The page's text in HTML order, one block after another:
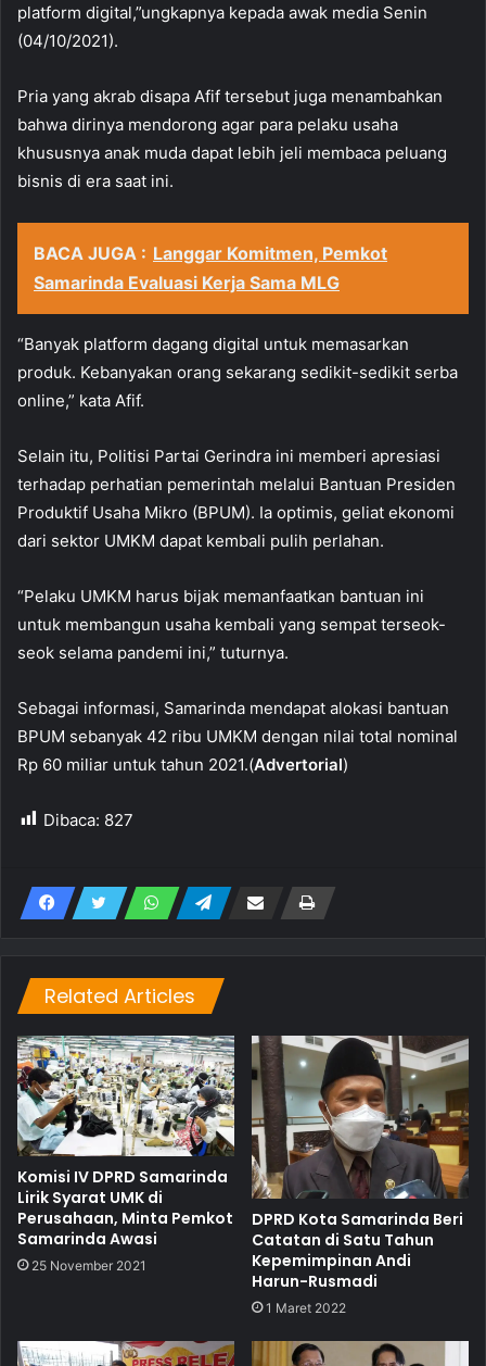
platform digital,”ungkapnya kepada awak media Senin
(04/10/2021).
Pria yang akrab disapa Afif tersebut juga menambahkan
bahwa dirinya mendorong agar para pelaku usaha
khususnya anak muda dapat lebih jeli membaca peluang
bisnis di era saat ini.
BACA JUGA : Langgar Komitmen, Pemkot
Samarinda Evaluasi Kerja Sama MLG
“Banyak platform dagang digital untuk memasarkan
produk. Kebanyakan orang sekarang sedikit-sedikit serba
online,” kata Afif.
Selain itu, Politisi Partai Gerindra ini memberi apresiasi
terhadap perhatian pemerintah melalui Bantuan Presiden
Produktif Usaha Mikro (BPUM). Ia optimis, geliat ekonomi
dari sektor UMKM dapat kembali pulih perlahan.
“Pelaku UMKM harus bijak memanfaatkan bantuan ini
untuk membangun usaha kembali yang sempat terseok-
seok selama pandemi ini,” tuturnya.
Sebagai informasi, Samarinda mendapat alokasi bantuan
BPUM sebanyak 42 ribu UMKM dengan nilai total nominal
Rp 60 miliar untuk tahun 2021.(Advertorial)
Dibaca: 827
Related Articles
Komisi IV DPRD Samarinda
Lirik Syarat UMK di
Perusahaan, Minta Pemkot
Samarinda Awasi
25 November 2021
DPRD Kota Samarinda Beri
Catatan di Satu Tahun
Kepemimpinan Andi
Harun-Rusmadi
1 Maret 2022